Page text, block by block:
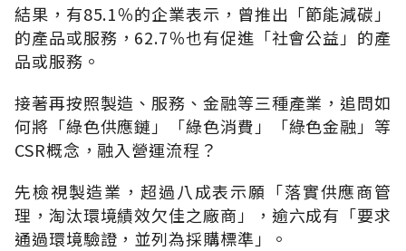
結果，有85.1％的企業表示，曾推出「節能減碳」
的產品或服務，62.7％也有促進「社會公益」的產
品或服務。
接著再按照製造、服務、金融等三種產業，追問如
何將「綠色供應鏈」「綠色消費」「綠色金融」等
CSR概念，融入營運流程？
先檢視製造業，超過八成表示願「落實供應商管
理，淘汰環境績效欠佳之廠商」，逾六成有「要求
通過環境驗證，並列為採購標準」。